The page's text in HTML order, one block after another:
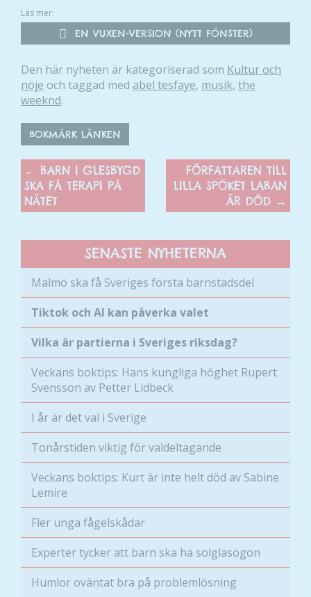
Läs mer:
EN VUXEN-VERSION (NYTT FÖNSTER)
Den här nyheten är kategoriserad som Kultur och
nöje och taggad med abel tesfaye, musik, the
weeknd.
BOKMÄRK LÄNKEN
← BARN I GLESBYGD
SKA FÅ TERAPI PÅ
NÄTET
FÖRFATTAREN TILL
LILLA SPÖKET LABAN
ÄR DÖD →
SENASTE NYHETERNA
Malmö ska få Sveriges första barnstadsdel
Tiktok och AI kan påverka valet
Vilka är partierna i Sveriges riksdag?
Veckans boktips: Hans kungliga höghet Rupert
Svensson av Petter Lidbeck
I år är det val i Sverige
Tonårstiden viktig för valdeltagande
Veckans boktips: Kurt är inte helt död av Sabine
Lemire
Fler unga fågelskådar
Experter tycker att barn ska ha solglasögon
Humlor oväntat bra på problemlösning
Nödvändiga
Dessa kakor
går inte att
välja bort. De
taget ska
fungera.
Statistik
kunna
förbättra
hemsidans
funktionalitet